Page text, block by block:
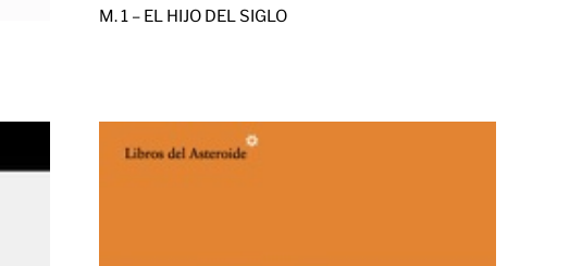
M. 1 – EL HIJO DEL SIGLO